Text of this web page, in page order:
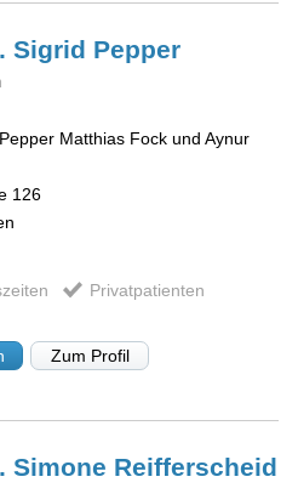
Sigrid Pepper
Matthias Fock und Aynur
126
Privatpatienten
Zum Profil
Simone Reifferscheid